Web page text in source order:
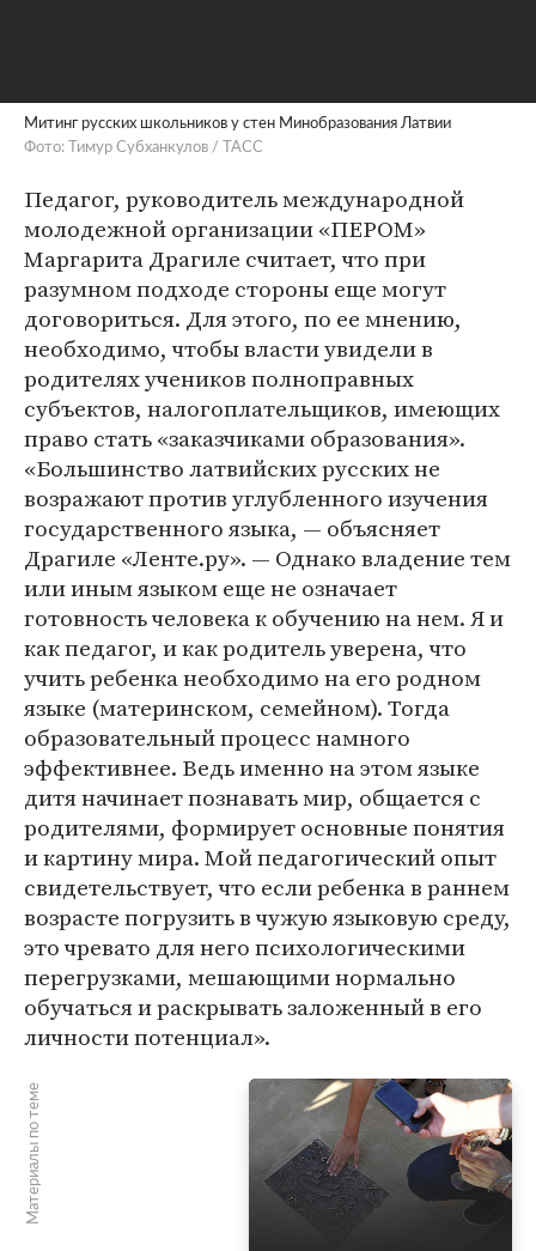
Митинг русских школьников у стен Минобразования Латвии
Фото: Тимур Субханкулов / ТАСС
Педагог, руководитель международной
молодежной организации «ПЕРОМ»
Маргарита Драгиле считает, что при
разумном подходе стороны еще могут
договориться. Для этого, по ее мнению,
необходимо, чтобы власти увидели в
родителях учеников полноправных
субъектов, налогоплательщиков, имеющих
право стать «заказчиками образования».
«Большинство латвийских русских не
возражают против углубленного изучения
государственного языка, — объясняет
Драгиле «Ленте.ру». — Однако владение тем
или иным языком еще не означает
готовность человека к обучению на нем. Я и
как педагог, и как родитель уверена, что
учить ребенка необходимо на его родном
языке (материнском, семейном). Тогда
образовательный процесс намного
эффективнее. Ведь именно на этом языке
дитя начинает познавать мир, общается с
родителями, формирует основные понятия
и картину мира. Мой педагогический опыт
свидетельствует, что если ребенка в раннем
возрасте погрузить в чужую языковую среду,
это чревато для него психологическими
перегрузками, мешающими нормально
обучаться и раскрывать заложенный в его
личности потенциал».
Материалы по теме